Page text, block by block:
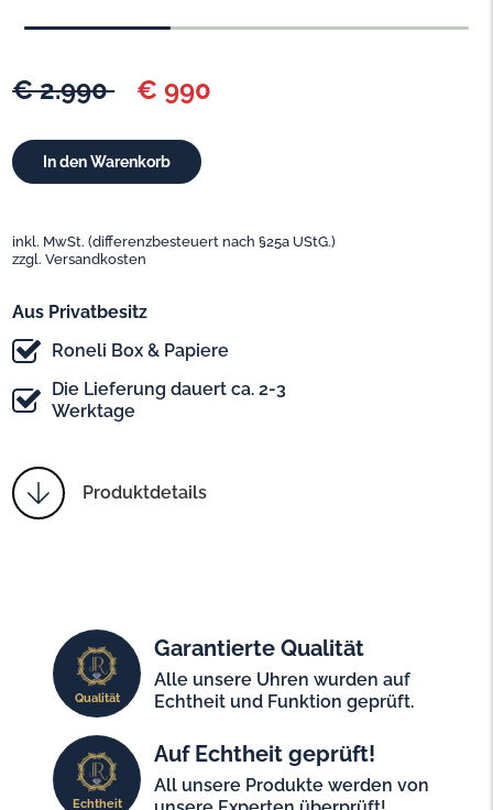
€ 2.990 € 990
inkl. MwSt. (differenzbesteuert nach §25a UStG.)
zzgl. Versandkosten
Aus Privatbesitz
Roneli Box & Papiere
Die Lieferung dauert ca. 2-3
Werktage
Produktdetails
Qualität
Garantierte Qualität
Alle unsere Uhren wurden auf
Echtheit und Funktion geprüft.
Echtheit
Auf Echtheit geprüft!
All unsere Produkte werden von